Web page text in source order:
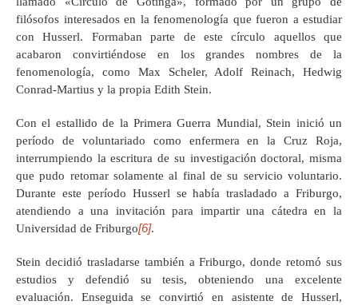
filósofos interesados en la fenomenología que fueron a estudiar
con Husserl. Formaban parte de este círculo aquellos que
acabaron convirtiéndose en los grandes nombres de la
fenomenología, como Max Scheler, Adolf Reinach, Hedwig
Conrad-Martius y la propia Edith Stein.
Con el estallido de la Primera Guerra Mundial, Stein inició un
período de voluntariado como enfermera en la Cruz Roja,
interrumpiendo la escritura de su investigación doctoral, misma
que pudo retomar solamente al final de su servicio voluntario.
Durante este período Husserl se había trasladado a Friburgo,
atendiendo a una invitación para impartir una cátedra en la
Universidad de Friburgo[6].
Stein decidió trasladarse también a Friburgo, donde retomó sus
estudios y defendió su tesis, obteniendo una excelente
evaluación. Enseguida se convirtió en asistente de Husserl,